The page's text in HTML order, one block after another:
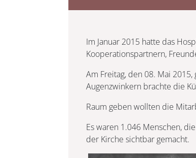
Im Januar 2015 hatte das
Kooperationspartnern,
Am Freitag, den 08. Mai
Augenzwinkern brachte die
Raum geben wollten die
Es waren 1.046 Menschen,
der Kirche sichtbar gemacht.